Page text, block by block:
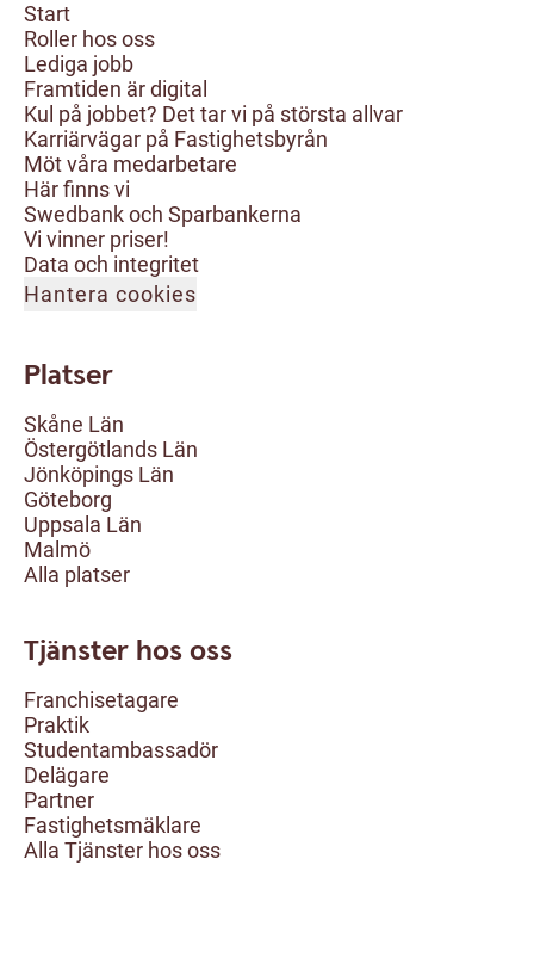
Start
Roller hos oss
Lediga jobb
Framtiden är digital
Kul på jobbet? Det tar vi på största allvar
Karriärvägar på Fastighetsbyrån
Möt våra medarbetare
Här finns vi
Swedbank och Sparbankerna
Vi vinner priser!
Data och integritet
Hantera cookies
Platser
Skåne Län
Östergötlands Län
Jönköpings Län
Göteborg
Uppsala Län
Malmö
Alla platser
Tjänster hos oss
Franchisetagare
Praktik
Studentambassadör
Delägare
Partner
Fastighetsmäklare
Alla Tjänster hos oss